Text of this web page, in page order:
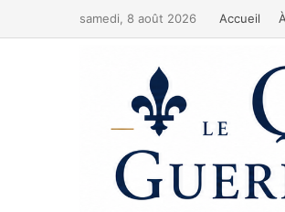
samedi, 8 août 2026 Accueil